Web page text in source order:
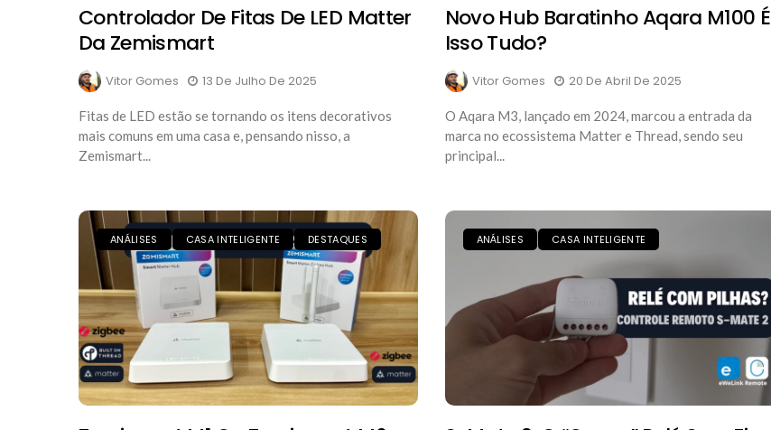
Controlador De Fitas De LED Matter
Da Zemismart
Vitor Gomes 13 De Julho De 2025
Fitas de LED estão se tornando os itens decorativos
mais comuns em uma casa e, pensando nisso, a
Zemismart...
Novo Hub Baratinho Aqara M100 É
Isso Tudo?
Vitor Gomes 20 De Abril De 2025
O Aqara M3, lançado em 2024, marcou a entrada da
marca no ecossistema Matter e Thread, sendo seu
principal...
ANÁLISES CASA INTELIGENTE DESTAQUES ANÁLISES CASA INTELIGENTE